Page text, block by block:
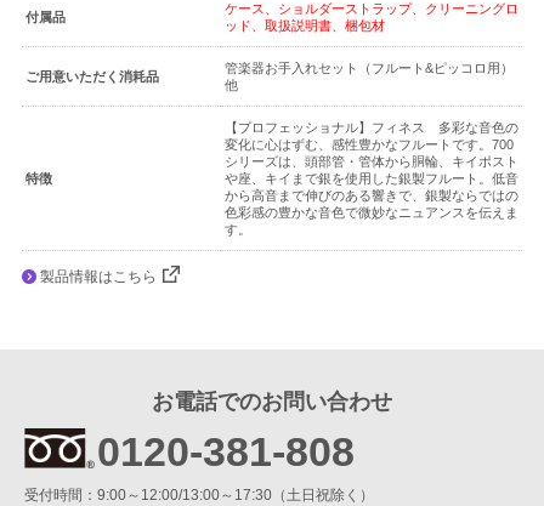
定額プラン
音バトン レンタルプラン
セフィーネ NS 0.8～1.5畳
メールお問い合わせ
付属品
ケース、ショルダーストラップ、クリーニングロ
ッド、取扱説明書、梱包材
ご用意いただく消耗品
管楽器お手入れセット（フルート&ピッコロ用）
他
特徴
【プロフェッショナル】フィネス 多彩な音色の
変化に心はずむ、感性豊かなフルートです。700
シリーズは、頭部管・管体から胴輪、キイポスト
や座、キイまで銀を使用した銀製フルート。低音
から高音まで伸びのある響きで、銀製ならではの
色彩感の豊かな音色で微妙なニュアンスを伝えま
す。
製品情報はこちら
お電話でのお問い合わせ
0120-381-808
受付時間：9:00～12:00/13:00～17:30（土日祝除く）